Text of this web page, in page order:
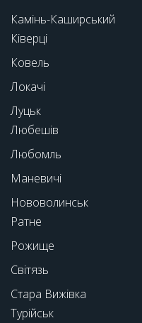
Камінь-Каширський
Ківерці
Ковель
Локачі
Луцьк
Любешів
Любомль
Маневичі
Нововолинськ
Ратне
Рожище
Світязь
Стара Вижівка
Турійськ